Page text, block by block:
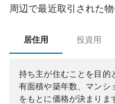
周辺で最近取引された
居住用 投資用
持ち主が住むことを目的
有面積や築年数、マンシ
をもとに価格が決まりま